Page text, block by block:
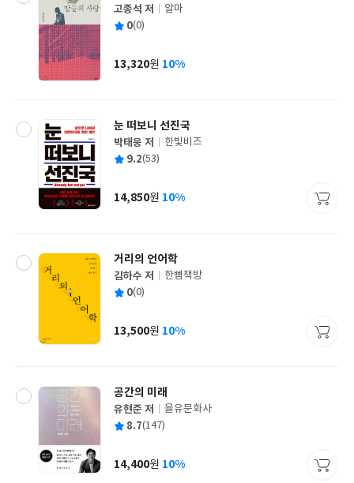
글
쓴
고종석 저
출
사
알마
평 0(0)
가
13,320원 10%
눈 떠보니 선진국
글
쓴
박태웅 저
출
사
한빛비즈
평 9.2(53)
가
14,850원 10%
거리의 언어학
글
쓴
김하수 저
출
사
한뼘책방
평 0(0)
가
13,500원 10%
공간의 미래
글
쓴
유현준 저
출
사
을유문화사
평 8.7(147)
가
14,400원 10%